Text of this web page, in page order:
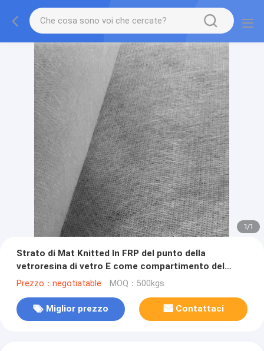
1/1
Strato di Mat Knitted In FRP del punto della
vetroresina di vetro E come compartimento del
camion refrigerato
Prezzo：negotiatable MOQ：500kgs
Miglior prezzo Contattaci